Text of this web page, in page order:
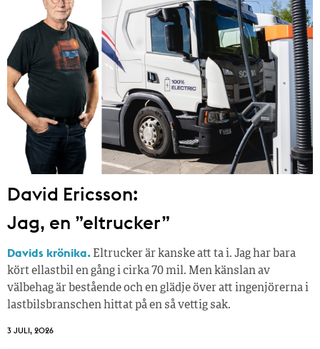
David Ericsson:
Jag, en ”eltrucker”
Davids krönika. Eltrucker är kanske att ta i. Jag har bara
kört ellastbil en gång i cirka 70 mil. Men känslan av
välbehag är bestående och en glädje över att ingenjörerna i
lastbilsbranschen hittat på en så vettig sak.
3 JULI, 2026